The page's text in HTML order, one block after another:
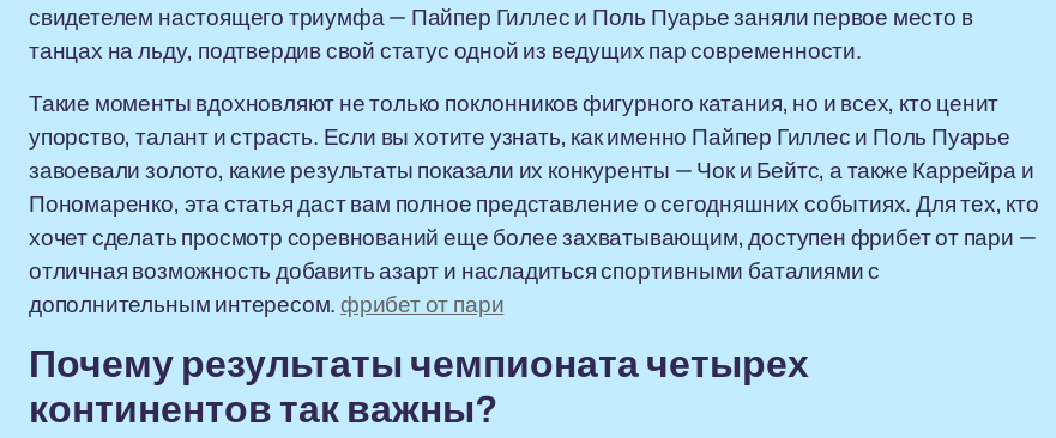
свидетелем настоящего триумфа — Пайпер Гиллес и Поль Пуарье заняли первое место в
танцах на льду, подтвердив свой статус одной из ведущих пар современности.
Такие моменты вдохновляют не только поклонников фигурного катания, но и всех, кто ценит
упорство, талант и страсть. Если вы хотите узнать, как именно Пайпер Гиллес и Поль Пуарье
завоевали золото, какие результаты показали их конкуренты — Чок и Бейтс, а также Каррейра и
Пономаренко, эта статья даст вам полное представление о сегодняшних событиях. Для тех, кто
хочет сделать просмотр соревнований еще более захватывающим, доступен фрибет от пари —
отличная возможность добавить азарт и насладиться спортивными баталиями с
дополнительным интересом.фрибет от пари
Почему результаты чемпионата четырех
континентов так важны?